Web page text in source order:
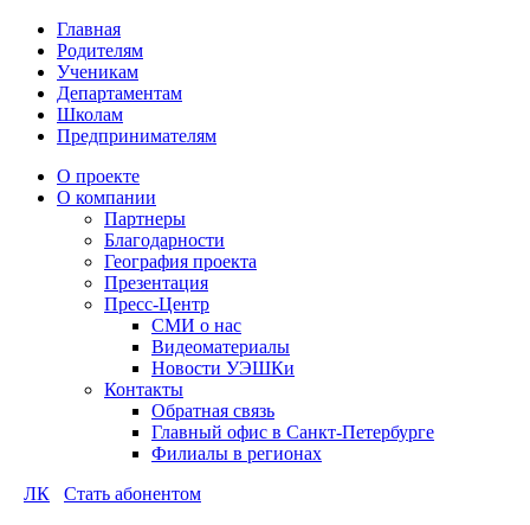
Главная
Родителям
Ученикам
Департаментам
Школам
Предпринимателям
О проекте
О компании
Партнеры
Благодарности
География проекта
Презентация
Пресс-Центр
СМИ о нас
Видеоматериалы
Новости УЭШКи
Контакты
Обратная связь
Главный офис в Санкт-Петербурге
Филиалы в регионах
ЛК
Стать абонентом